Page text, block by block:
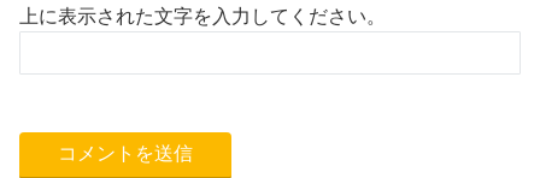
上に表示された文字を入力してください。